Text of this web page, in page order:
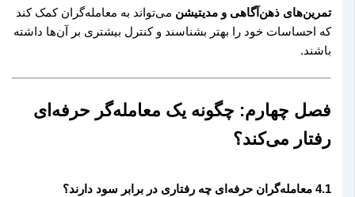
تمرین‌های ذهن‌آگاهی و مدیتیشنمی‌تواند به معامله‌گران کمک کند
که احساسات خود را بهتر بشناسند و کنترل بیشتری بر آن‌ها داشته
باشند.
فصل چهارم: چگونه یک معامله‌گر حرفه‌ای
رفتار می‌کند؟
4.1 معامله‌گران حرفه‌ای چه رفتاری در برابر سود دارند؟